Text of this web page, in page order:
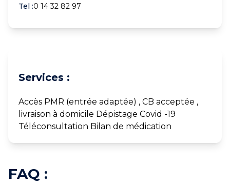
Tel :0 14 32 82 97
Services :
Accès PMR (entrée adaptée) , CB acceptée ,
livraison à domicile Dépistage Covid -19
Téléconsultation Bilan de médication
FAQ :